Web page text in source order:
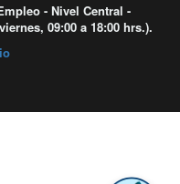
- Nivel Central -
09:00 a 18:00 hrs.).